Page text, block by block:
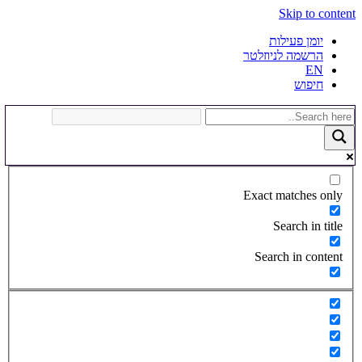
Skip to content
יומן פעילות
הרשמה לניוזלטר
EN
חיפוש
Exact matches only
Search in title
Search in content